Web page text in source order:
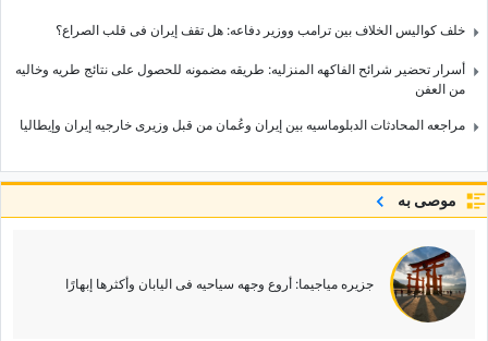
خلف کوالیس الخلاف بین ترامب ووزیر دفاعه: هل تقف إیران فی قلب الصراع؟
أسرار تحضیر شرائح الفاکهه المنزلیه: طریقه مضمونه للحصول على نتائج طریه وخالیه
من العفن
مراجعه المحادثات الدبلوماسیه بین إیران وعُمان من قبل وزیری خارجیه إیران وإیطالیا
موصى به
جزیره میاجیما: أروع وجهه سیاحیه فی الیابان وأکثرها إبهارًا